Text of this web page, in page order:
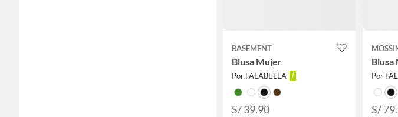
BASEMENT
Blusa Mujer
Por FALABELLA
S/ 39.90
Blusa
Por
S/